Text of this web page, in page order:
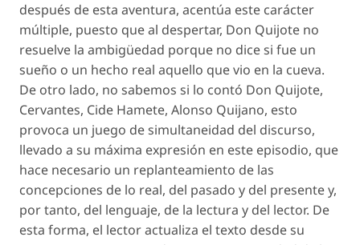
después de esta aventura, acentúa este carácter
múltiple, puesto que al despertar, Don Quijote no
resuelve la ambigüedad porque no dice si fue un
sueño o un hecho real aquello que vio en la cueva.
De otro lado, no sabemos si lo contó Don Quijote,
Cervantes, Cide Hamete, Alonso Quijano, esto
provoca un juego de simultaneidad del discurso,
llevado a su máxima expresión en este episodio, que
hace necesario un replanteamiento de las
concepciones de lo real, del pasado y del presente y,
por tanto, del lenguaje, de la lectura y del lector. De
esta forma, el lector actualiza el texto desde su